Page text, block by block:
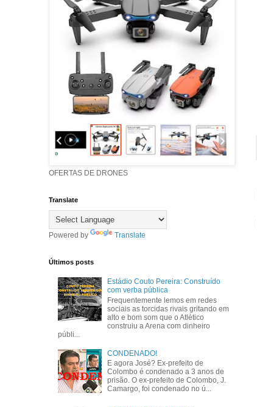
OFERTAS DE DRONES
Translate
Powered by Translate
Últimos posts
Estádio Couto Pereira: Construído
com verba pública
Frequentemente lemos em redes
sociais as torcidas rivais gritando em
alto e bom som que o Atlético
construiu a Arena com dinheiro
públi...
CONDENADO!
E agora José? Ex-prefeito de
Colombo é condenado a 3 anos de
prisão. O ex-prefeito de Colombo, J.
Camargo, foi condenado no ú...